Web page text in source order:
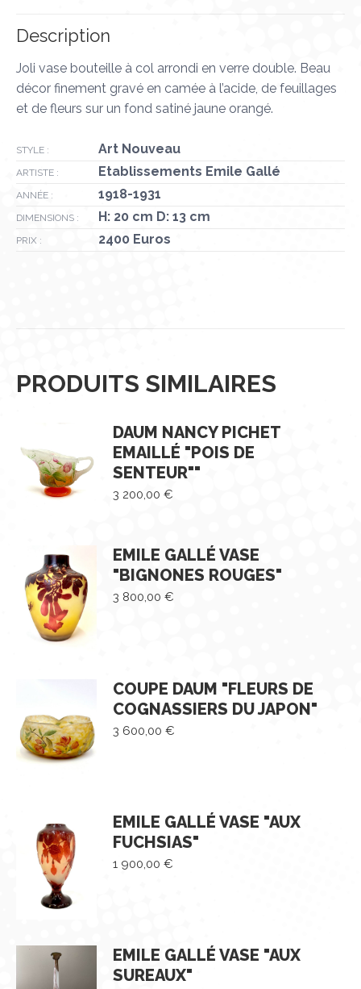
Description
Joli vase bouteille à col arrondi en verre double. Beau
décor finement gravé en camée à l’acide, de feuillages
et de fleurs sur un fond satiné jaune orangé.
STYLE : Art Nouveau
ARTISTE : Etablissements Emile Gallé
ANNÉE : 1918-1931
DIMENSIONS : H: 20 cm D: 13 cm
PRIX : 2400 Euros
PRODUITS SIMILAIRES
DAUM NANCY PICHET
EMAILLÉ "POIS DE
SENTEUR""
3 200,00 €
EMILE GALLÉ VASE
"BIGNONES ROUGES"
3 800,00 €
COUPE DAUM "FLEURS DE
COGNASSIERS DU JAPON"
3 600,00 €
EMILE GALLÉ VASE "AUX
FUCHSIAS"
1 900,00 €
EMILE GALLÉ VASE "AUX
SUREAUX"